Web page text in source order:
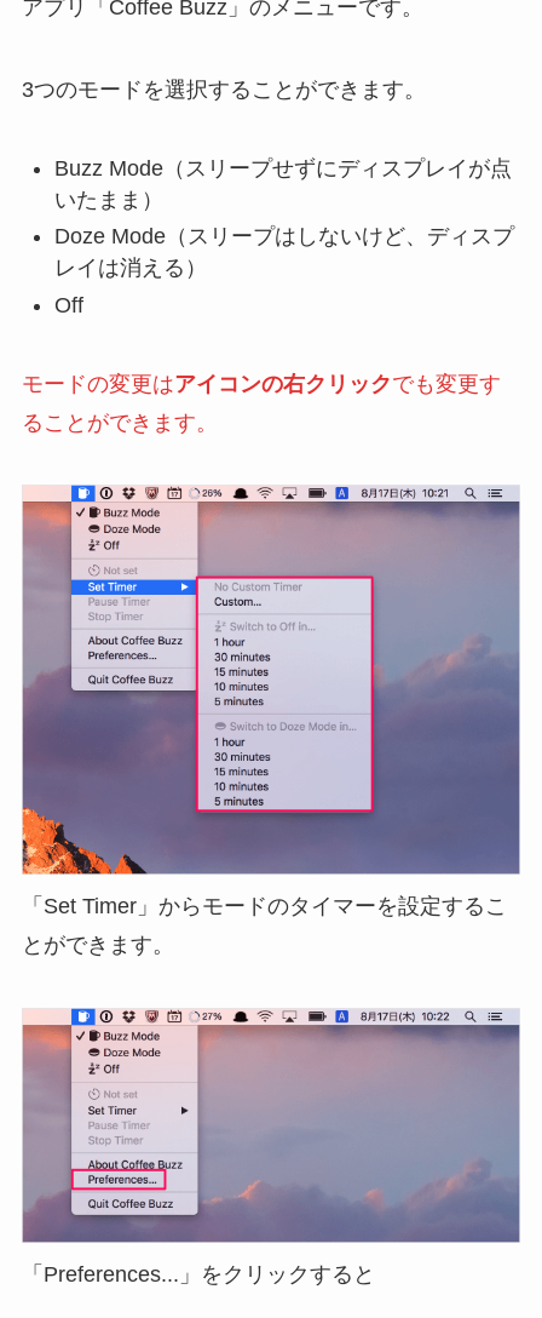
アプリ「Coffee Buzz」のメニューです。
3つのモードを選択することができます。
Buzz Mode（スリープせずにディスプレイが点
いたまま）
Doze Mode（スリープはしないけど、ディスプ
レイは消える）
Off
モードの変更はアイコンの右クリックでも変更す
ることができます。
「Set Timer」からモードのタイマーを設定するこ
とができます。
「Preferences...」をクリックすると